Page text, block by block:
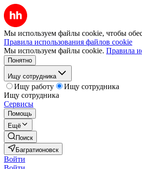
Мы используем файлы cookie, чтобы
Правила использования файлов cookie
Мы используем файлы cookie. Правила
Понятно
Ищу сотрудника
Ищу работу
Ищу сотрудника
Ищу сотрудника
Сервисы
Помощь
Ещё
Поиск
Багратионовск
Войти